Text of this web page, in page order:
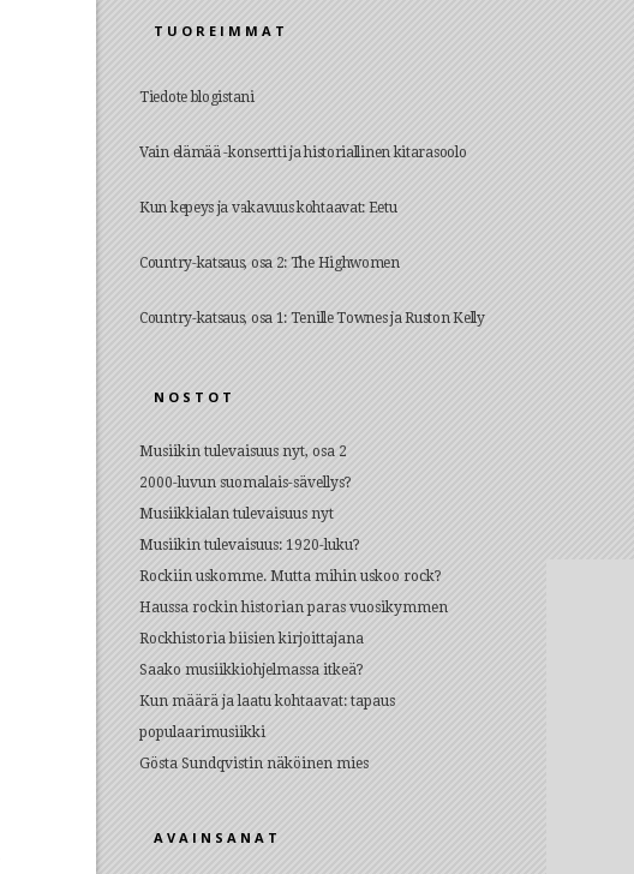
TUOREIMMAT
Tiedote blogistani
Vain elämää -konsertti ja historiallinen kitarasoolo
Kun kepeys ja vakavuus kohtaavat: Eetu
Country-katsaus, osa 2: The Highwomen
Country-katsaus, osa 1: Tenille Townes ja Ruston Kelly
NOSTOT
Musiikin tulevaisuus nyt, osa 2
2000-luvun suomalais-sävellys?
Musiikkialan tulevaisuus nyt
Musiikin tulevaisuus: 1920-luku?
Rockiin uskomme. Mutta mihin uskoo rock?
Haussa rockin historian paras vuosikymmen
Rockhistoria biisien kirjoittajana
Saako musiikkiohjelmassa itkeä?
Kun määrä ja laatu kohtaavat: tapaus
populaarimusiikki
Gösta Sundqvistin näköinen mies
AVAINSANAT